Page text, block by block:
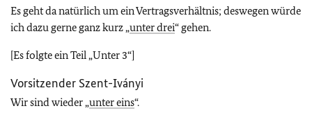
Es geht da natürlich um ein Vertragsverhältnis; deswegen würde
ich dazu gerne ganz kurz „unter drei“ gehen.
[Es folgte ein Teil „Unter 3“]
Vorsitzender Szent-Iványi
Wir sind wieder „unter eins“.